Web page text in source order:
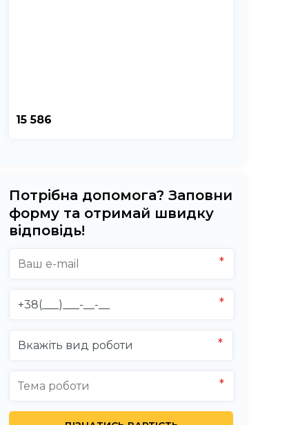
15 586
Потрібна допомога? Заповни
форму та отримай швидку
відповідь!